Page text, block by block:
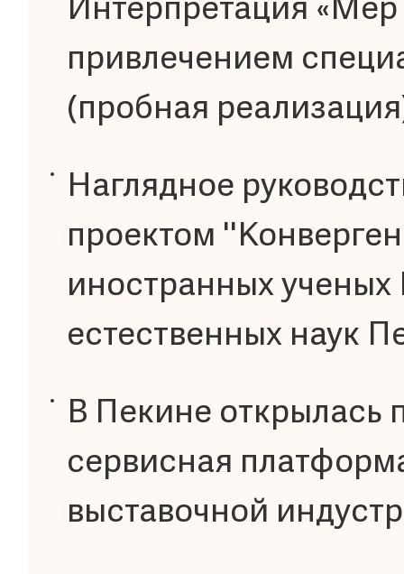
Интерпретация
привлечением
(пробная
Наглядное
проектом
иностранных
естественных наук
В Пекине открылась
сервисная
выставочной